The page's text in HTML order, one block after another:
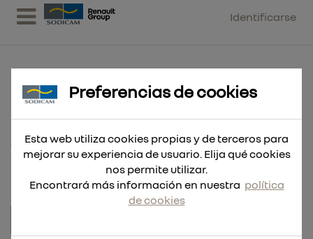
Identificarse
ABRAZADERA D 100-120 B12/W4
10 UND
Preferencias de cookies
Esta web utiliza cookies propias y de terceros para
mejorar su experiencia de usuario. Elija qué cookies
nos permite utilizar.
Encontrará más información en nuestra política
de cookies